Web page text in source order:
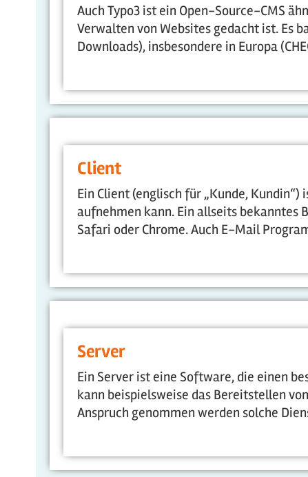
Auch Typo3 ist ein Open-Source-CMS
Verwalten von Websites gedacht ist. Es
Downloads), insbesondere in Europa
Client
Ein Client (englisch für „Kunde,
aufnehmen kann. Ein allseits bekanntes
Safari oder Chrome. Auch E-Mail
Server
Ein Server ist eine Software, die einen
kann beispielsweise das Bereitstellen
Anspruch genommen werden solche